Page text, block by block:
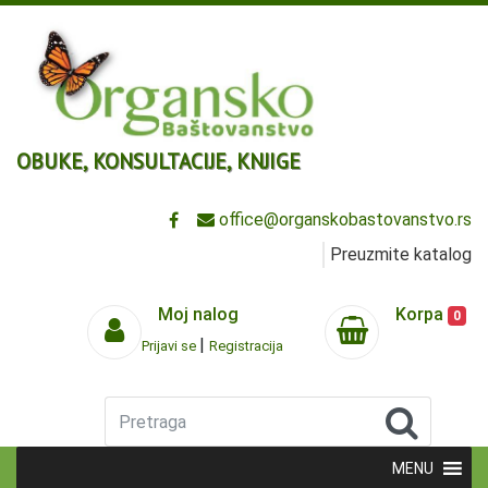
OBUKE, KONSULTACIJE, KNJIGE
office@organskobastovanstvo.rs
Preuzmite katalog
Moj nalog
Prijavi se | Registracija
Korpa 0
Pretraga
MENU